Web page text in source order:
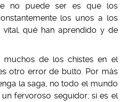
no puede ser es que los
los unos a los
qué han aprendido y de
muchos de los chistes en el
otro error de bulto. Por más
la saga, no todo el mundo
fervoroso seguidor; si es el